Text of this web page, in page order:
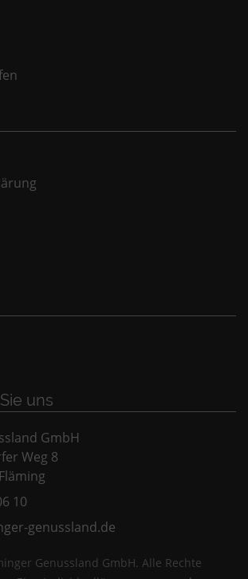
uns
GmbH
Weg 8
10
genussland.de
Genussland GmbH. Alle Rechte